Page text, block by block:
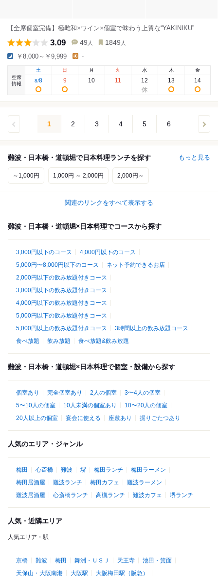
【全席個室完備】極雌和×ワイン×個室で味わう上質な“YAKINIKU”
3.09 49 人 1849 人
￥8,000～￥9,999 -
空席
情報
土
8/8
日
9
月
10
火
11
水
12
木
13
金
14
1 2 3 4 5 6
難波・日本橋・道頓堀で日本料理ランチを探す もっと見る
～1,000円 1,000円 ～ 2,000円 2,000円～
関連のリンクをすべて表示する
難波・日本橋・道頓堀×日本料理でコースから探す
3,000円以下のコース
4,000円以下のコース
5,000円〜8,000円以下のコース
ネット予約できるお店
2,000円以下の飲み放題付きコース
3,000円以下の飲み放題付きコース
4,000円以下の飲み放題付きコース
5,000円以下の飲み放題付きコース
5,000円以上の飲み放題付きコース
3時間以上の飲み放題コース
食べ放題
飲み放題 食べ放題&飲み放題
難波・日本橋・道頓堀×日本料理で個室・設備から探す
個室あり 完全個室あり 2人の個室
3〜4人の個室
5〜10人の個室
10人未満の個室あり
10〜20人の個室
20人以上の個室
宴会に使える 座敷あり 掘りごたつあり
人気のエリア・ジャンル
梅田 心斎橋 難波 堺 梅田ランチ
梅田ラーメン
梅田居酒屋
難波ランチ 梅田カフェ
難波ラーメン
難波居酒屋
心斎橋ランチ 高槻ランチ 難波カフェ 堺ランチ
人気・近隣エリア
人気エリア・駅
京橋 難波 梅田 舞洲・ＵＳＪ 天王寺
池田・箕面
天保山・大阪南港
大阪駅
大阪梅田駅（阪急）